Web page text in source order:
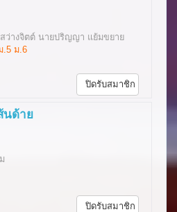
ว่างจิตต์ นายปริญญา แย้มขยาย
.5 ม.6
ปิดรับสมาชิก
นด้าย
ปิดรับสมาชิก